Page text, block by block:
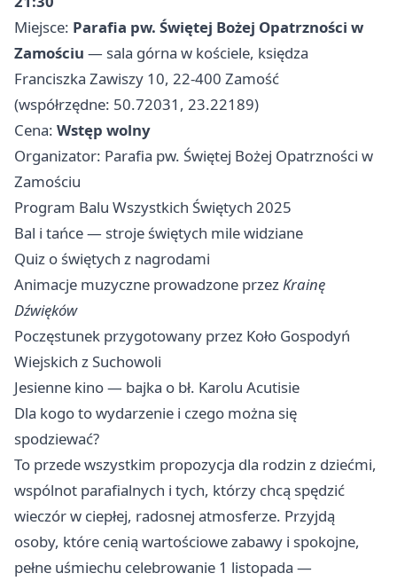
Miejsce: Parafia pw. Świętej Bożej Opatrzności w
Zamościu — sala górna w kościele, księdza
Franciszka Zawiszy 10, 22-400 Zamość
(współrzędne: 50.72031, 23.22189)
Cena: Wstęp wolny
Organizator: Parafia pw. Świętej Bożej Opatrzności w
Zamościu
Program Balu Wszystkich Świętych 2025
Bal i tańce — stroje świętych mile widziane
Quiz o świętych z nagrodami
Animacje muzyczne prowadzone przezKrainę
Dźwięków
Poczęstunek przygotowany przez Koło Gospodyń
Wiejskich z Suchowoli
Jesienne kino — bajka o bł. Karolu Acutisie
Dla kogo to wydarzenie i czego można się
spodziewać?
To przede wszystkim propozycja dla rodzin z dziećmi,
wspólnot parafialnych i tych, którzy chcą spędzić
wieczór w ciepłej, radosnej atmosferze. Przyjdą
osoby, które cenią wartościowe zabawy i spokojne,
pełne uśmiechu celebrowanie 1 listopada —